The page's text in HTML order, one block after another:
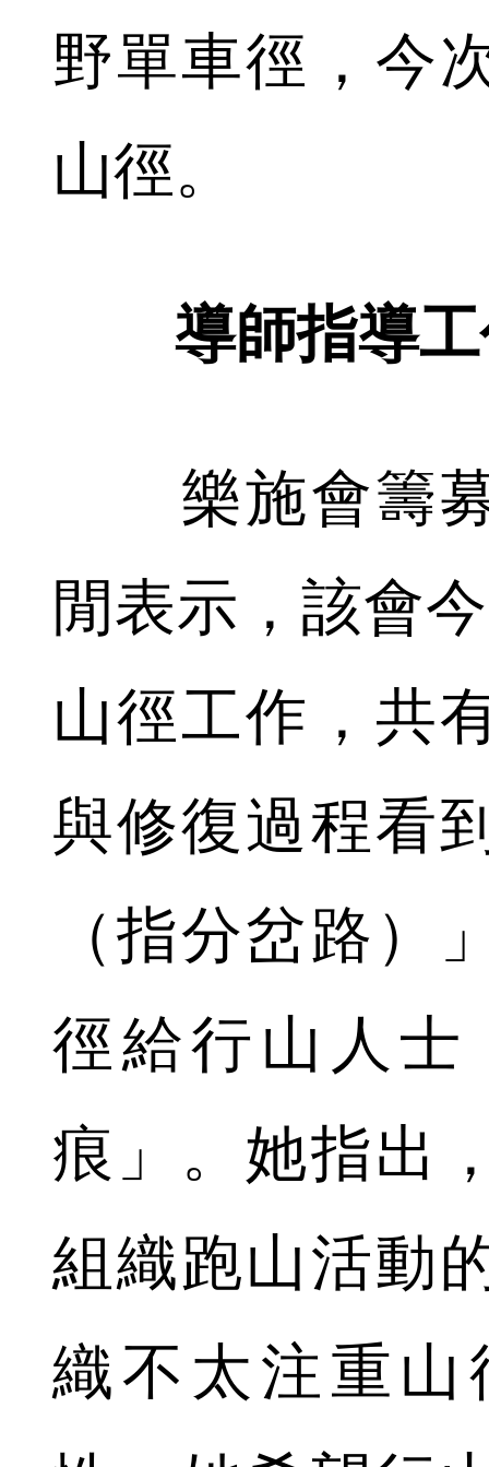
野單車徑，今
山徑。
導師指導工
樂施會籌募
閒表示，該會
山徑工作，共
與修復過程看
（指分岔路）
徑給行山人士
痕」。她指出
組織跑山活動
織不太注重山